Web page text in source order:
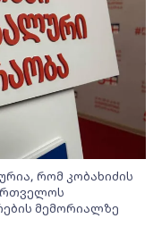
რომ კობახიძის
მემორიალზე